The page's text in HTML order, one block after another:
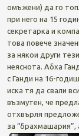
омъжени) да го
при него на 15
секретарка и
това повече
за някои други
неяснота. Абха
с Ганди на 16-
иска тя да свали
възмутен, че
отхвърля
за “брахмашария”,